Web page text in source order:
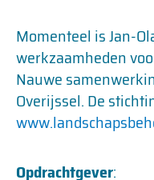
Momenteel is Jan-
werkzaamheden
Nauwe
Overijssel. De
Opdrachtgever: